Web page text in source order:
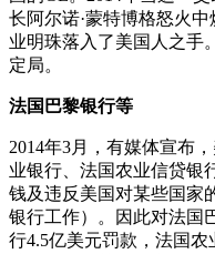
长阿尔诺·蒙特博格怒火
业明珠落入了美国人之手
定局。
法国巴黎银行等
2014年3月，有媒体宣布
业银行、法国农业信贷银
钱及违反美国对某些国家
银行工作）。因此对法国
行4.5亿美元罚款，法国